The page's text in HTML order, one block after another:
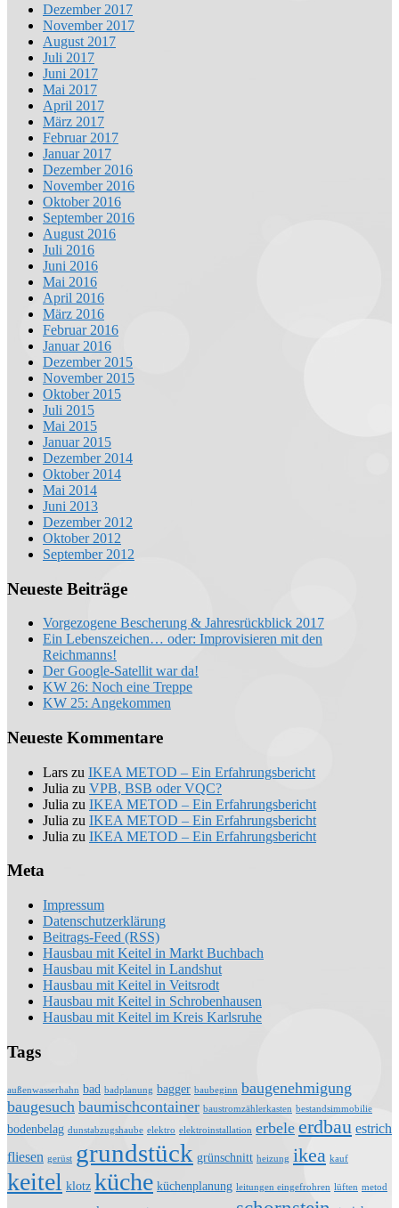
Dezember 2017
November 2017
August 2017
Juli 2017
Juni 2017
Mai 2017
April 2017
März 2017
Februar 2017
Januar 2017
Dezember 2016
November 2016
Oktober 2016
September 2016
August 2016
Juli 2016
Juni 2016
Mai 2016
April 2016
März 2016
Februar 2016
Januar 2016
Dezember 2015
November 2015
Oktober 2015
Juli 2015
Mai 2015
Januar 2015
Dezember 2014
Oktober 2014
Mai 2014
Juni 2013
Dezember 2012
Oktober 2012
September 2012
Neueste Beiträge
Vorgezogene Bescherung & Jahresrückblick 2017
Ein Lebenszeichen… oder: Improvisieren mit den
Reichmanns!
Der Google-Satellit war da!
KW 26: Noch eine Treppe
KW 25: Angekommen
Neueste Kommentare
Lars zu IKEA METOD – Ein Erfahrungsbericht
Julia zu VPB, BSB oder VQC?
Julia zu IKEA METOD – Ein Erfahrungsbericht
Julia zu IKEA METOD – Ein Erfahrungsbericht
Julia zu IKEA METOD – Ein Erfahrungsbericht
Meta
Impressum
Datenschutzerklärung
Beitrags-Feed (RSS)
Hausbau mit Keitel in Markt Buchbach
Hausbau mit Keitel in Landshut
Hausbau mit Keitel in Veitsrodt
Hausbau mit Keitel in Schrobenhausen
Hausbau mit Keitel im Kreis Karlsruhe
Tags
außenwasserhahn bad badplanung bagger baubeginn baugenehmigung
baugesuch baumischcontainer baustromzählerkasten bestandsimmobilie
bodenbelag dunstabzugshaube elektro elektroinstallation erbele erdbau estrich
fliesen gerüst grundstück grünschnitt heizung ikea kauf
keitel klotz küche küchenplanung leitungen eingefrohren lüften metod